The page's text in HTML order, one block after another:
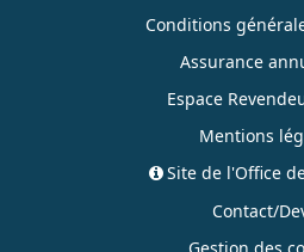
Conditions
Assurance
Espace
Mentions
Site de l'Office
Contact/